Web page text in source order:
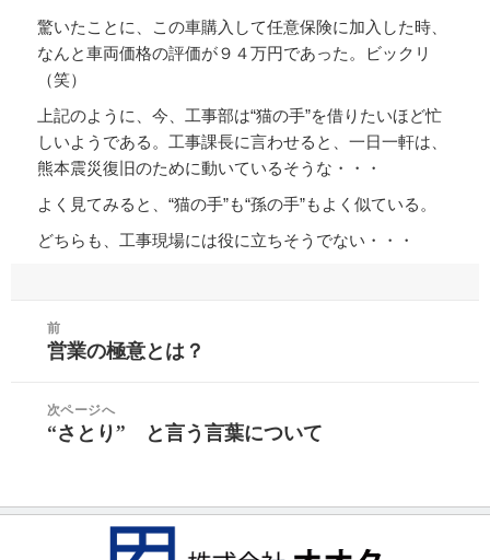
驚いたことに、この車購入して任意保険に加入した時、
なんと車両価格の評価が９４万円であった。ビックリ
（笑）
上記のように、今、工事部は“猫の手”を借りたいほど忙
しいようである。工事課長に言わせると、一日一軒は、
熊本震災復旧のために動いているそうな・・・
よく見てみると、“猫の手”も“孫の手”もよく似ている。
どちらも、工事現場には役に立ちそうでない・・・
前
前
投
稿:
営業の極意とは？
次ページへ
次
稿:
“さとり” と言う言葉について